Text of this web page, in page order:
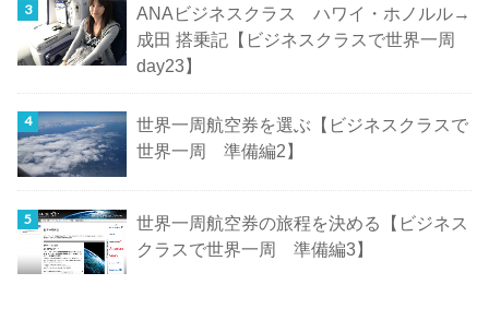
ANAビジネスクラス ハワイ・ホノルル→
成田 搭乗記【ビジネスクラスで世界一周
day23】
世界一周航空券を選ぶ【ビジネスクラスで
世界一周 準備編2】
世界一周航空券の旅程を決める【ビジネス
クラスで世界一周 準備編3】